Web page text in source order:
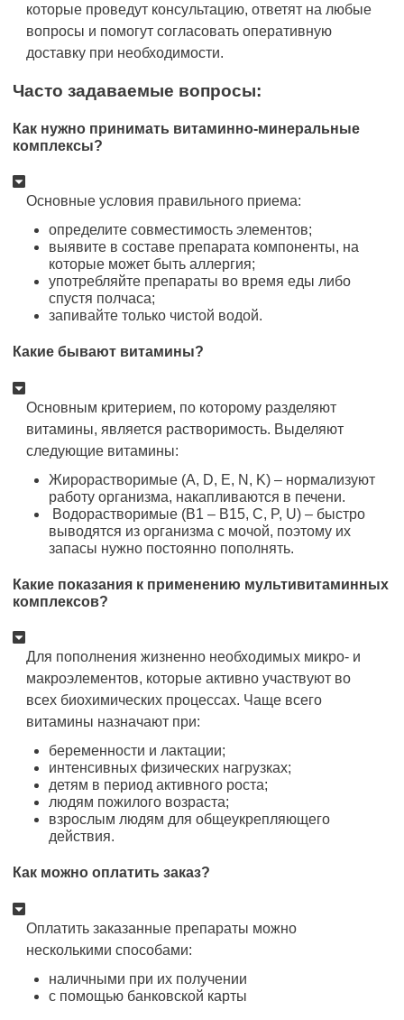
которые проведут консультацию, ответят на любые
вопросы и помогут согласовать оперативную
доставку при необходимости.
Часто задаваемые вопросы:
Как нужно принимать витаминно-минеральные
комплексы?
Основные условия правильного приема:
определите совместимость элементов;
выявите в составе препарата компоненты, на
которые может быть аллергия;
употребляйте препараты во время еды либо
спустя полчаса;
запивайте только чистой водой.
Какие бывают витамины?
Основным критерием, по которому разделяют
витамины, является растворимость. Выделяют
следующие витамины:
Жирорастворимые (A, D, E, N, K) – нормализуют
работу организма, накапливаются в печени.
Водорастворимые (B1 – B15, C, P, U) – быстро
выводятся из организма с мочой, поэтому их
запасы нужно постоянно пополнять.
Какие показания к применению мультивитаминных
комплексов?
Для пополнения жизненно необходимых микро- и
макроэлементов, которые активно участвуют во
всех биохимических процессах. Чаще всего
витамины назначают при:
беременности и лактации;
интенсивных физических нагрузках;
детям в период активного роста;
людям пожилого возраста;
взрослым людям для общеукрепляющего
действия.
Как можно оплатить заказ?
Оплатить заказанные препараты можно
несколькими способами:
наличными при их получении
с помощью банковской карты